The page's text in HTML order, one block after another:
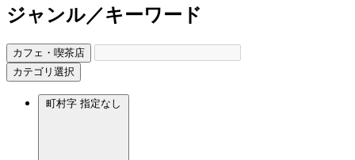
ジャンル／キーワード
カフェ・喫茶店
カテゴリ選択
町村字 指定なし